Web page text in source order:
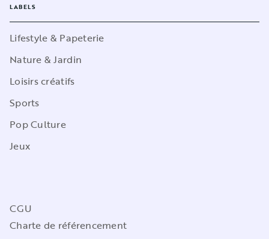
LABELS
Lifestyle & Papeterie
Nature & Jardin
Loisirs créatifs
Sports
Pop Culture
Jeux
CGU
Charte de référencement